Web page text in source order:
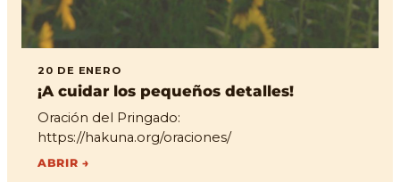
20 DE ENERO
¡A cuidar los pequeños detalles!
Oración del Pringado:
https://hakuna.org/oraciones/
ABRIR →